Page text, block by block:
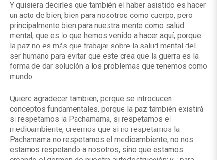
Y quisiera decirles que también el haber asistido es hacer
un acto de bien, bien para nosotros como cuerpo, pero
principalmente bien para nuestra mente como salud
mental, que es lo que hemos venido a hacer aquí, porque
la paz no es más que trabajar sobre la salud mental del
ser humano para evitar que este crea que la guerra es la
forma de dar solución a los problemas que tenemos como
mundo.
Quiero agradecer también, porque se introducen
conceptos fundamentales, porque la paz también existirá
si respetamos la Pachamama, si respetamos el
medioambiente, creemos que si no respetamos la
Pachamama no respetamos el medioambiente, no nos
estamos respetando a nosotros, sino que estamos